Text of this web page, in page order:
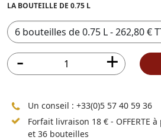
LA BOUTEILLE DE 0.75 L
Un conseil : +33(0)5 57 40 59 36
Forfait livraison 18 € - OFFERTE
et 36 bouteilles